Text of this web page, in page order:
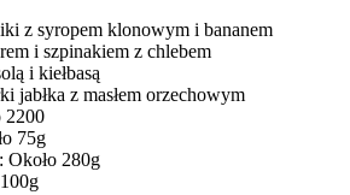
z syropem klonowym i bananem
i szpinakiem z chlebem
i kiełbasą
jabłka z masłem orzechowym
2200
75g
Około 280g